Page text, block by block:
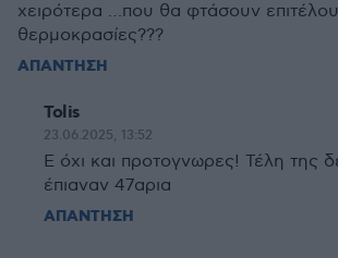
χειρότερα …που θα φτάσουν
θερμοκρασίες???
ΑΠΑΝΤΗΣΗ
Tolis
23.06.2025, 13:52
Ε όχι και προτογνωρες! Τέλη της
έπιαναν 47αρια
ΑΠΑΝΤΗΣΗ